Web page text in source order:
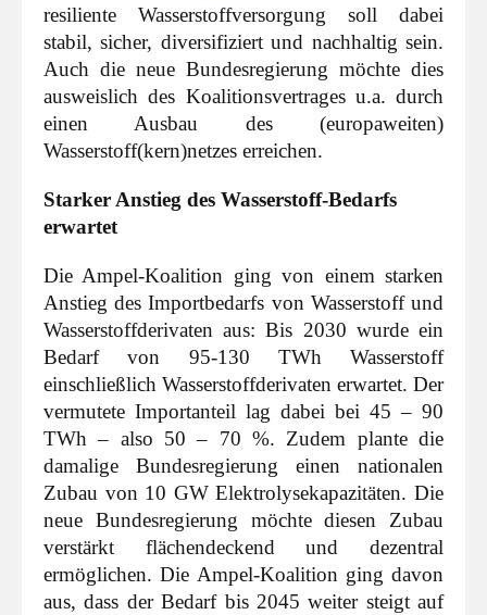
resiliente Wasserstoffversorgung soll dabei
stabil, sicher, diversifiziert und nachhaltig sein.
Auch die neue Bundesregierung möchte dies
ausweislich des Koalitionsvertrages u.a. durch
einen Ausbau des (europaweiten)
Wasserstoff(kern)netzes erreichen.
Starker Anstieg des Wasserstoff-Bedarfs
erwartet
Die Ampel-Koalition ging von einem starken
Anstieg des Importbedarfs von Wasserstoff und
Wasserstoffderivaten aus: Bis 2030 wurde ein
Bedarf von 95-130 TWh Wasserstoff
einschließlich Wasserstoffderivaten erwartet. Der
vermutete Importanteil lag dabei bei 45 – 90
TWh – also 50 – 70 %. Zudem plante die
damalige Bundesregierung einen nationalen
Zubau von 10 GW Elektrolysekapazitäten. Die
neue Bundesregierung möchte diesen Zubau
verstärkt flächendeckend und dezentral
ermöglichen. Die Ampel-Koalition ging davon
aus, dass der Bedarf bis 2045 weiter steigt auf